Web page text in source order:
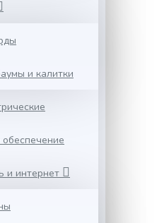
и калитки
и интернет